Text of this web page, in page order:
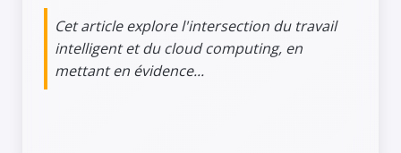
Cet article explore l'intersection du travail
intelligent et du cloud computing, en
mettant en évidence...